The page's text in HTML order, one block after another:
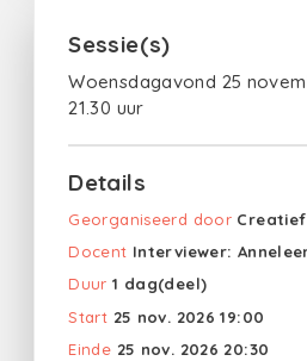
Sessie(s)
Woensdagavond 25
21.30 uur
Details
Georganiseerd door
Docent Interviewer:
Duur 1 dag(deel)
Start 25 nov. 2026 19:00
Einde 25 nov. 2026 20:30